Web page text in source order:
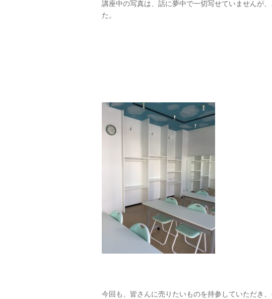
講座中の写真は、話に夢中で一切写せていませんが
た。
今回も、皆さんに売りたいものを持参していただき